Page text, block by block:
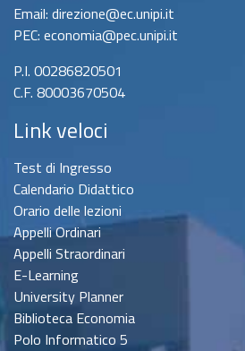
Email: direzione@ec.unipi.it
PEC: economia@pec.unipi.it
P.I. 00286820501
C.F. 80003670504
Link veloci
Test di Ingresso
Calendario Didattico
Orario delle lezioni
Appelli Ordinari
Appelli Straordinari
E-Learning
University Planner
Biblioteca Economia
Polo Informatico 5